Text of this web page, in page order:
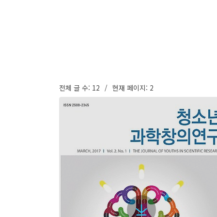
전체 글 수: 12 현재 페이지: 2